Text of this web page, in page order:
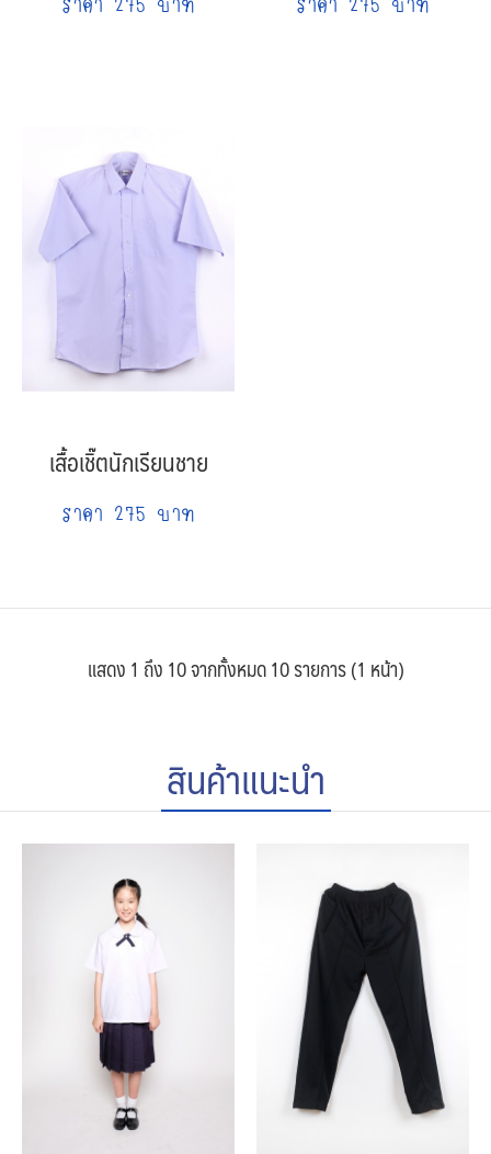
เสื้อเชิ๊ตนักเรียนชาย
ราคา 275 บาท
แสดง 1 ถึง 10 จากทั้งหมด 10 รายการ (1 หน้า)
สินค้าแนะนำ